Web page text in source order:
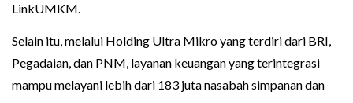
LinkUMKM.
Selain itu, melalui Holding Ultra Mikro yang terdiri dari BRI,
Pegadaian, dan PNM, layanan keuangan yang terintegrasi
mampu melayani lebih dari 183 juta nasabah simpanan dan